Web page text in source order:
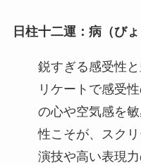
日柱十二運：病（びょ
鋭すぎる感受性
リケートで感受
の心や空気感を
性こそが、スク
演技や高い表現力